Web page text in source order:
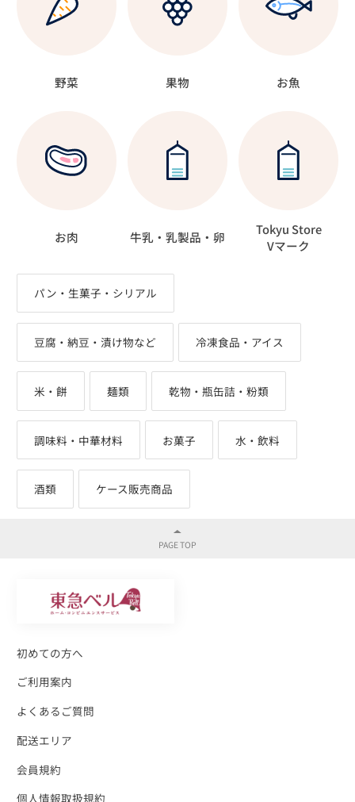
野菜 果物 お魚
お肉 牛乳・乳製品・卵
Tokyu Store
Vマーク
パン・生菓子・シリアル
豆腐・納豆・漬け物など 冷凍食品・アイス
米・餅 麺類 乾物・瓶缶詰・粉類
調味料・中華材料 お菓子 水・飲料
酒類 ケース販売商品
初めての方へ
ご利用案内
よくあるご質問
配送エリア
会員規約
個人情報取扱規約